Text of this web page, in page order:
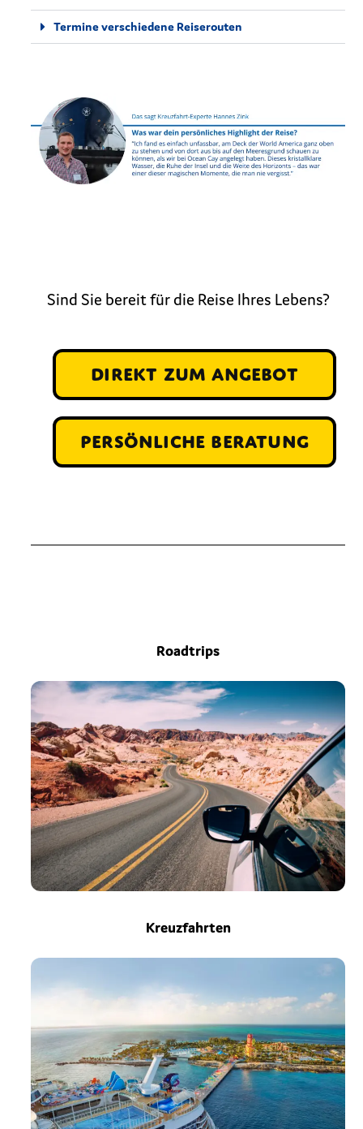
Termine verschiedene Reiserouten
Sind Sie bereit für die Reise Ihres Lebens?
direkt zum Angebot
persönliche Beratung
Roadtrips
Kreuzfahrten